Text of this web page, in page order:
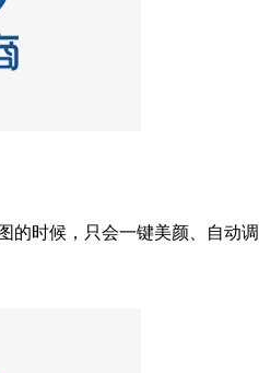
的时候，只会一键美颜、自动